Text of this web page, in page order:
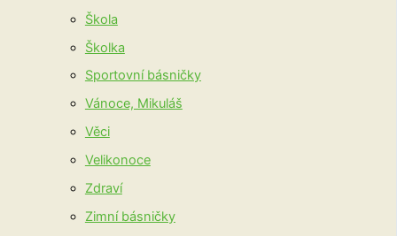
Škola
Školka
Sportovní básničky
Vánoce, Mikuláš
Věci
Velikonoce
Zdraví
Zimní básničky